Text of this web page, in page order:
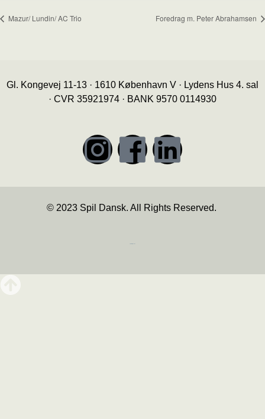
Mazur/ Lundin/ AC Trio Foredrag m. Peter Abrahamsen
Gl. Kongevej 11-13 · 1610 København V · Lydens Hus 4. sal
· CVR 35921974 · BANK 9570 0114930
© 2023 Spil Dansk. All Rights Reserved.